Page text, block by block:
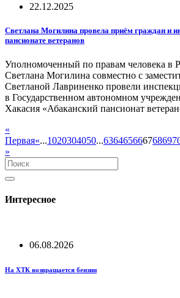
22.12.2025
Светлана Могилина провела приём граждан и
пансионате ветеранов
Уполномоченный по правам человека в
Светлана Могилина совместно с
Светланой Лавриненко провели
в Государственном автономном
Хакасия «Абаканский пансионат
«
Первая«...1020304050...63646566676869
»
Интересное
06.08.2026
На ХТК возвращается бензин